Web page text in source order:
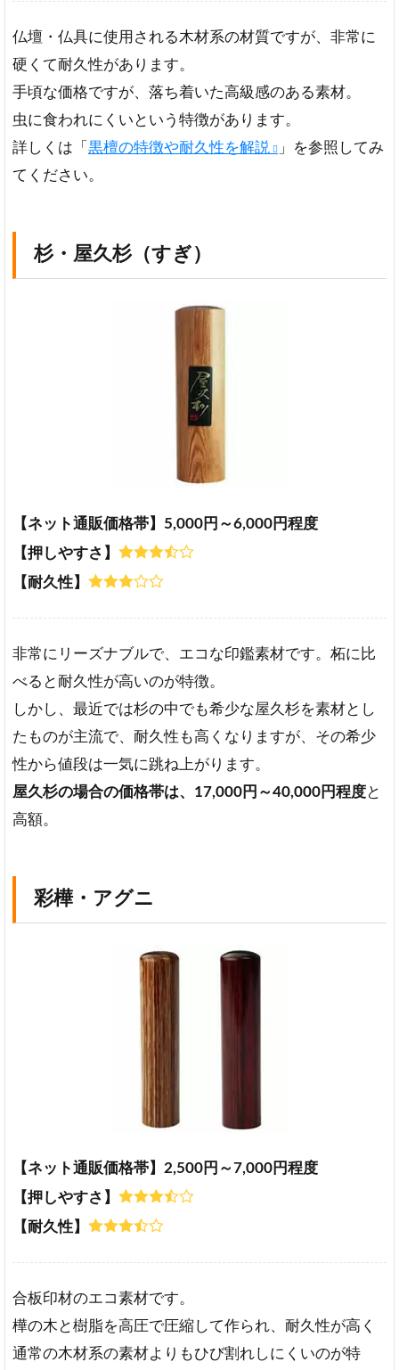
仏壇・仏具に使用される木材系の材質ですが、非常に
硬くて耐久性があります。
手頃な価格ですが、落ち着いた高級感のある素材。
虫に食われにくいという特徴があります。
詳しくは「 黒檀の特徴や耐久性を解説
」を参照してみ
てください。
杉・屋久杉（すぎ）
【ネット通販価格帯】5,000円～6,000円程度
【押しやすさ】
【耐久性】
非常にリーズナブルで、エコな印鑑素材です。柘に比
べると耐久性が高いのが特徴。
しかし、最近では杉の中でも希少な屋久杉を素材とし
たものが主流で、耐久性も高くなりますが、その希少
性から値段は一気に跳ね上がります。
屋久杉の場合の価格帯は、17,000円～40,000円程度と
高額。
彩樺・アグニ
【ネット通販価格帯】2,500円～7,000円程度
【押しやすさ】
【耐久性】
合板印材のエコ素材です。
樺の木と樹脂を高圧で圧縮して作られ、耐久性が高く
通常の木材系の素材よりもひび割れしにくいのが特